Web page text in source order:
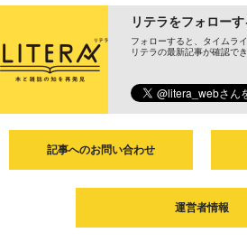
リテラをフォローす
フォローすると、タイムラ
リテラの最新記事が確認でき
記事へのお問い合わせ
運営者情報